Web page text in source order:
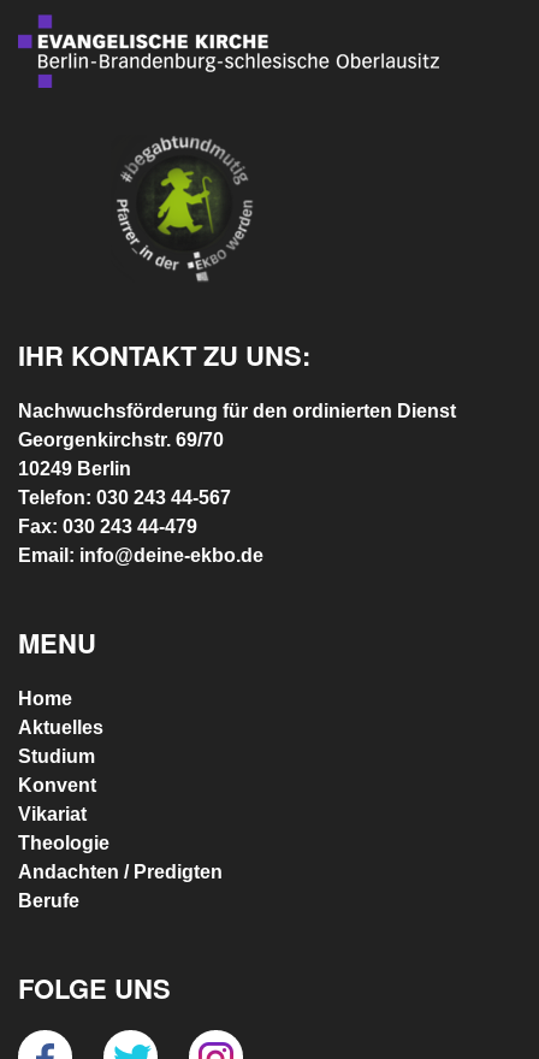
IHR KONTAKT ZU UNS:
Nachwuchsförderung für den ordinierten Dienst
Georgenkirchstr. 69/70
10249 Berlin
Telefon: 030 243 44-567
Fax: 030 243 44-479
Email: info@deine-ekbo.de
MENU
Home
Aktuelles
Studium
Konvent
Vikariat
Theologie
Andachten / Predigten
Berufe
FOLGE UNS